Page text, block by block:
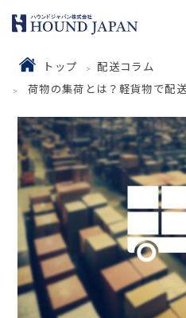
トップ
配送コラム
荷物の集荷とは？軽貨物で配